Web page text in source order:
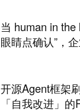
当 human in the
眼睛点确认”，
开源Agent框架
「自我改进」